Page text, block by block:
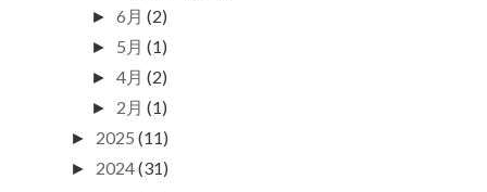
►6月 (2)
► 5月 (1)
►4月 (2)
► 2月 (1)
► 2025 (11)
► 2024(31)